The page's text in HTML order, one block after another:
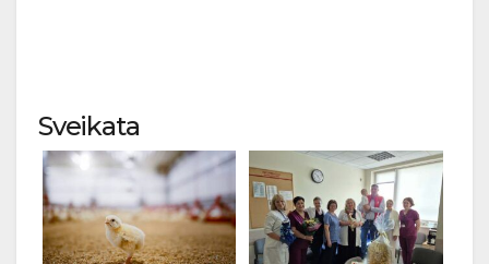
Sveikata